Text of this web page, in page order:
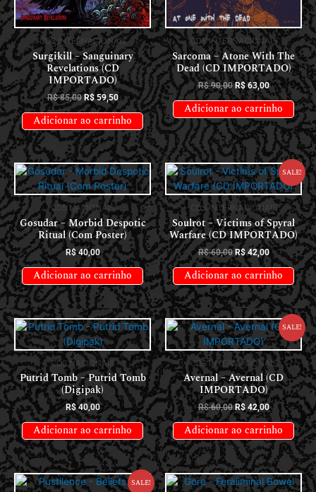
CDS INTERNACIONAIS
Surgikill – Sanguinary
Revelations (CD
IMPORTADO)
R$85,00 R$59,50
Adicionar ao carrinho
CDS INTERNACIONAIS
Sarcoma – Atone With The
Dead (CD IMPORTADO)
R$90,00 R$63,00
Adicionar ao carrinho
CDS NACIONAIS
Gosudar – Morbid Despotic
Ritual (Com Poster)
R$40,00
Adicionar ao carrinho
Sale!
CDS INTERNACIONAIS
Soulrot – Victims of Spyral
Warfare (CD IMPORTADO)
R$60,00 R$42,00
Adicionar ao carrinho
CDS NACIONAIS
Putrid Tomb – Putrid Tomb
(Digipak)
R$40,00
Adicionar ao carrinho
Sale!
CDS INTERNACIONAIS
Avernal – Avernal (CD
IMPORTADO)
R$60,00 R$42,00
Adicionar ao carrinho
Sale!